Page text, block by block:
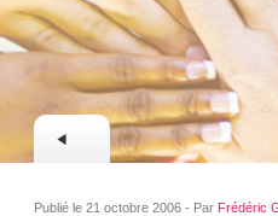
Publié le 21 octobre 2006 - Par Frédéric